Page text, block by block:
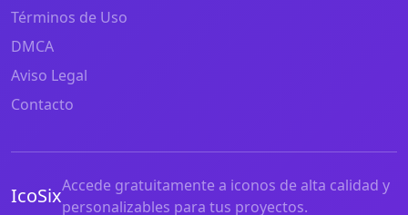
Términos de Uso
DMCA
Aviso Legal
Contacto
IcoSixAccede gratuitamente a iconos de alta calidad y
personalizables para tus proyectos.